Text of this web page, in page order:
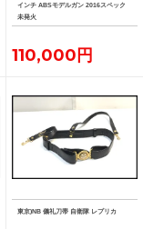
インチ ABSモデルガン 2016スペック
未発火
110,000円
東京)NB 儀礼刀帯 自衛隊 レプリカ